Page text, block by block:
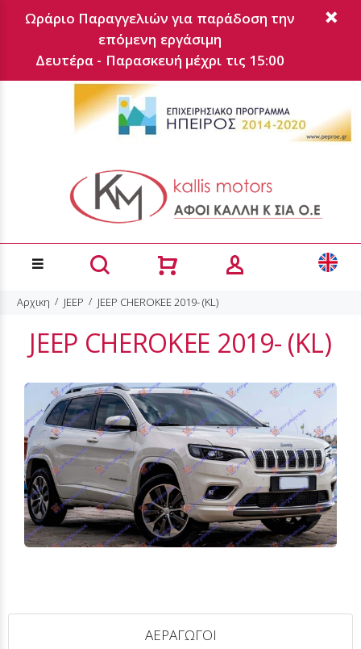
Ωράριο Παραγγελιών για παράδοση την
επόμενη εργάσιμη
Δευτέρα - Παρασκευή μέχρι τις 15:00
Αρχικη JEEP JEEP CHEROKEE 2019- (KL)
JEEP CHEROKEE 2019- (KL)
ΑΕΡΑΓΩΓΟΙ